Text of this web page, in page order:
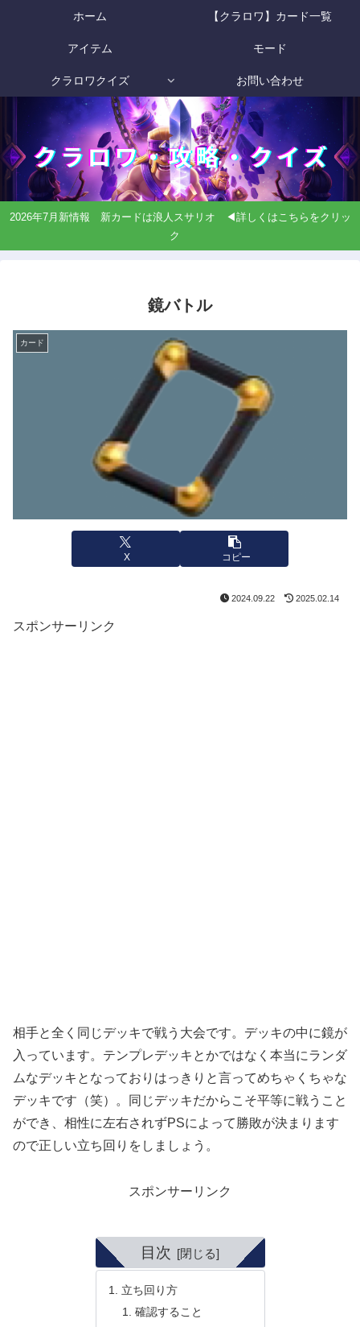
ホーム 【クラロワ】カード一覧
アイテム モード
クラロワクイズ お問い合わせ
2026年7月新情報 新カードは浪人スサリオ ◀詳しくはこちらをクリッ
ク
鏡バトル
カード
X コピー
2024.09.22 2025.02.14
スポンサーリンク
相手と全く同じデッキで戦う大会です。デッキの中に鏡が
入っています。テンプレデッキとかではなく本当にランダ
ムなデッキとなっておりはっきりと言ってめちゃくちゃな
デッキです（笑）。同じデッキだからこそ平等に戦うこと
ができ、相性に左右されずPSによって勝敗が決まります
ので正しい立ち回りをしましょう。
スポンサーリンク
目次
立ち回り方
確認すること